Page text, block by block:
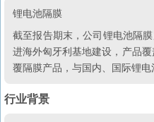
锂电池隔膜
截至报告期末，公司锂电池隔
进海外匈牙利基地建设，产品
覆隔膜产品，与国内、国际锂
行业背景